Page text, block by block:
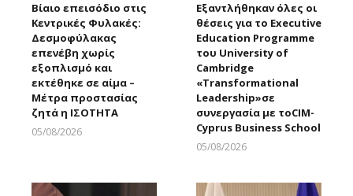
Βίαιο επεισόδιο στις
Κεντρικές Φυλακές:
Δεσμοφύλακας
επενέβη χωρίς
εξοπλισμό και
εκτέθηκε σε αίμα –
Μέτρα προστασίας
ζητά η ΙΣΟΤΗΤΑ
05/08/2026
Εξαντλήθηκαν όλες οι
θέσεις για το Executive
Education Programme
του University of
Cambridge
«Transformational
Leadership»σε
συνεργασία με τοCIM-
Cyprus Business School
05/08/2026